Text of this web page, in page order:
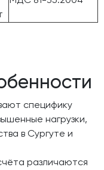
специфику
нагрузки,
в Сургуте и
различаются